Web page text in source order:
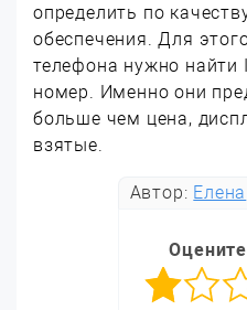
определить по
обеспечения. Для
телефона нужно найти
номер. Именно они
больше чем цена,
взятые.
Автор: Елена